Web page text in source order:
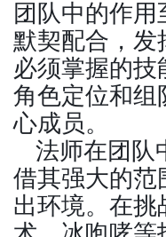
团队中的作
默契配合，
必须掌握的
角色定位和
心成员。
法师在团队
借其强大的
出环境。在挑